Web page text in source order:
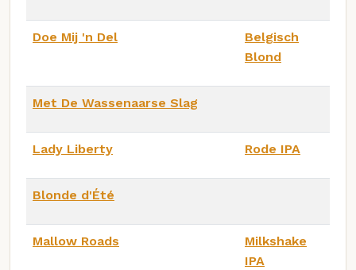
Doe Mij 'n Del
Belgisch
Blond
Met De Wassenaarse Slag
Lady Liberty Rode IPA
Blonde d'Été
Mallow Roads
Milkshake
IPA